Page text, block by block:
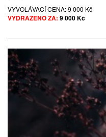
VYVOLÁVACÍ CENA:9 000 Kč
VYDRAŽENO ZA: 9 000 Kč